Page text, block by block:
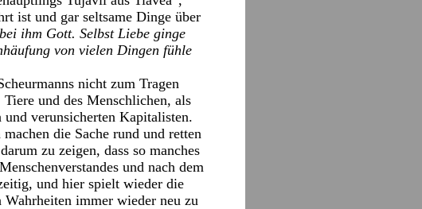
ist und gar seltsame Dinge über
ihm Gott. Selbst Liebe ginge
von vielen Dingen fühle
nicht zum Tragen
und des Menschlichen, als
und verunsicherten Kapitalisten.
die Sache rund und retten
zu zeigen, dass so manches
und nach dem
und hier spielt wieder die
Wahrheiten immer wieder neu zu